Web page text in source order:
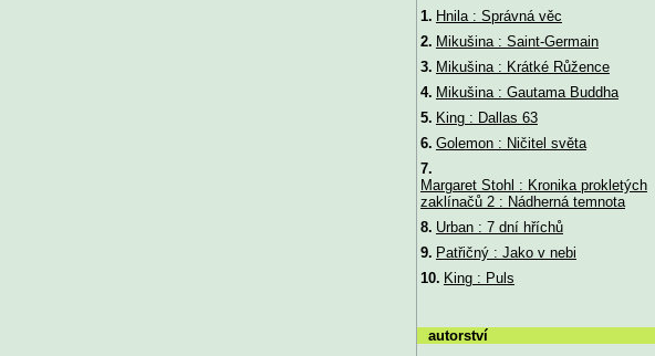
1. Hnila : Správná věc
2. Mikušina : Saint-Germain
3. Mikušina : Krátké Růžence
4. Mikušina : Gautama Buddha
5. King : Dallas 63
6. Golemon : Ničitel světa
7.
Margaret Stohl : Kronika prokletých
zaklínačů 2 : Nádherná temnota
8. Urban : 7 dní hříchů
9. Patřičný : Jako v nebi
10. King : Puls
autorství